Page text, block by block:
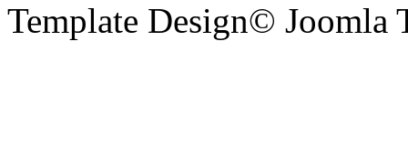
Template Design© Joomla